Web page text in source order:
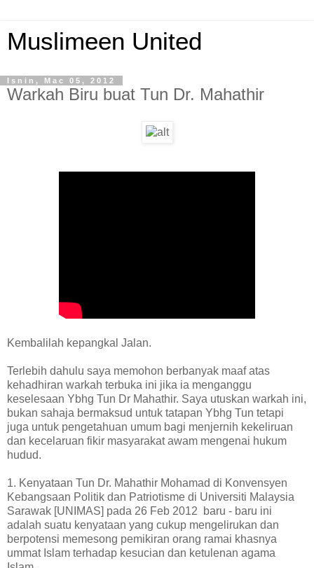
Muslimeen United
Isnin, Mac 05, 2012
Warkah Biru buat Tun Dr. Mahathir
Kembalilah kepangkal Jalan.
Terlebih dahulu saya memohon berbanyak maaf atas
kehadhiran warkah terbuka ini jika ia menganggu
keselesaan Ybhg Tun Dr Mahathir. Saya utuskan warkah ini,
bukan sahaja bermaksud untuk tatapan Ybhg Tun tetapi
juga untuk pengetahuan umum bagi menjernih kekeliruan
dan kecelaruan fikir masyarakat awam mengenai hukum
hudud.
1. Kenyataan Tun Dr. Mahathir Mohamad di Konvensyen
Kebangsaan Politik dan Patriotisme di Universiti Malaysia
Sarawak [UNIMAS] pada 26 Feb 2012 baru - baru ini
adalah suatu kenyataan yang cukup mengelirukan dan
berpotensi memesong pemikiran orang ramai khasnya
ummat Islam terhadap kesucian dan ketulenan agama